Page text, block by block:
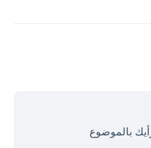
بالموضوع